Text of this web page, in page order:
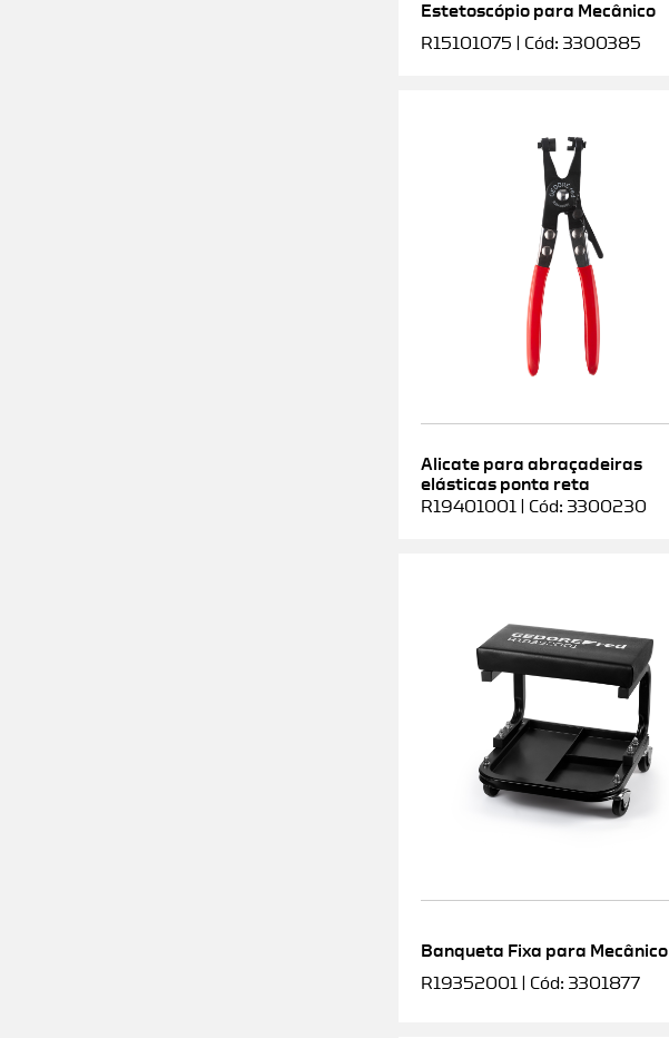
Estetoscópio para Mecânico
R15101075 | Cód: 3300385
Alicate para abraçadeiras
elásticas ponta reta
R19401001 | Cód: 3300230
Banqueta Fixa para Mecânico
R19352001 | Cód: 3301877